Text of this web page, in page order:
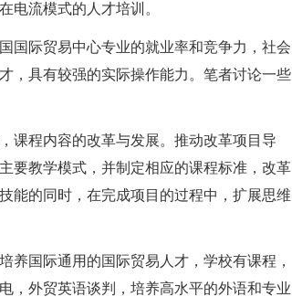
电流模式的人才培训。
际贸易中心专业的就业率和竞争力，社会
，具有较强的实际操作能力。笔者讨论一些
程内容的改革与发展。推动改革项目导
要教学模式，并制定相应的课程标准，改革
能的同时，在完成项目的过程中，扩展思维
国际通用的国际贸易人才，学校有课程，
，外贸英语谈判，培养高水平的外语和专业